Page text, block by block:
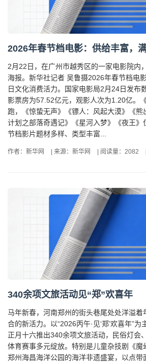
2026年春节档电影：供给丰富，
2月22日，在广州市越秀区的一家电影院内
海报。新华社记者 吴鲁摄2026年春节档电
日文化消费活力。国家电影局2月24日发布
影票房为57.52亿元，观影人次为1.20亿。
跑，《惊蛰无声》《镖人：风起大漠》《熊
计划之部落奇遇记》《星河入梦》《夜王》
节档影片题材多样、类型丰富...
作者：新华网 来源：新华网 阅读量：2082
340余项文旅活动见“郑”欢喜年
马年新春，河南郑州的街头巷尾处处洋溢着
合的新活力。以“2026丙午·见‘郑’欢喜年”
正月十六推出340余项文旅活动，民俗灯会
体育赛事多元绽放。特别是儿童杂技剧《魔
郑州海昌海洋公园的海洋非遗盛宴，以点带